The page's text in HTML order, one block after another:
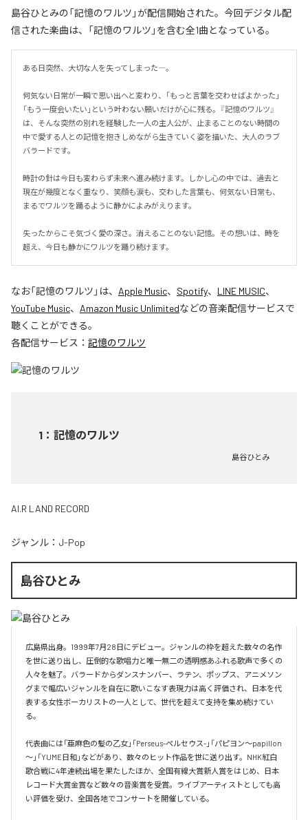
島谷ひとみの「記憶のワルツ」が配信開始された。今回デジタル配
信された楽曲は、「記憶のワルツ」を含む全1曲となっている。
ある日突然、大切な人を失ってしまった―。
何気ない日常が一瞬で思い出へと変わり、「もっと言葉を交わせばよかった」
「もう一度会いたい」という叶わない願いだけが心に残る。『記憶のワルツ』
は、そんな突然の別れを経験した一人の主人公が、止まることのない時間の
中で愛する人との記憶を抱きしめながら生きていく姿を描いた、大人のラブ
バラードです。
時計の針は今日も変わらず未来へ進み続けます。しかし心の中では、過去と
現在が幾度となく重なり、笑顔も涙も、交わした言葉も、何気ない日常も、
まるでワルツを踊るように静かによみがえります。
失ったからこそ気づく愛の深さ。消えることのない記憶。その想いは、時を
超え、今日も静かにワルツを踊り続けます。
なお「記憶のワルツ 」は、 Apple Music、 Spotify、 LINE MUSIC、
YouTube Music、 Amazon Music Unlimitedなどの音楽配信サービスで
聴くことができる。
各配信サービス： 記憶のワルツ
1 ： 記憶のワルツ
島谷ひとみ
AI.R LAND RECORD
ジャンル： J-Pop
島谷ひとみ
広島県出身。1999年7月28日にデビュー。ジャンルの枠を超えた数々の名作
を世に送り出し、圧倒的な歌唱力と唯一無二の透明感あふれる歌声で多くの
人々を魅了。バラードからダンスナンバー、ラテン、ポップス、アニメソン
グまで幅広いジャンルを自在に歌いこなす表現力は高く評価され、日本を代
表する女性ボーカリストの一人として、世代を超えて支持を集め続けてい
る。
代表曲には「亜麻色の髪の乙女」「Perseus-ペルセウス-」「パピヨン～papillon
～」「YUME日和」などがあり、数々のヒット作品を世に送り出す。NHK紅白
歌合戦に4年連続出場を果たしたほか、全国有線大賞新人賞をはじめ、日本
レコード大賞金賞など数々の音楽賞を受賞。ライブアーティストとしても高
い評価を受け、全国各地でコンサートを開催している。